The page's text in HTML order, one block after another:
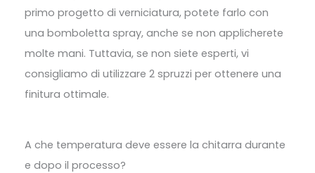
primo progetto di verniciatura, potete farlo con
una bomboletta spray, anche se non applicherete
molte mani. Tuttavia, se non siete esperti, vi
consigliamo di utilizzare 2 spruzzi per ottenere una
finitura ottimale.
A che temperatura deve essere la chitarra durante
e dopo il processo?